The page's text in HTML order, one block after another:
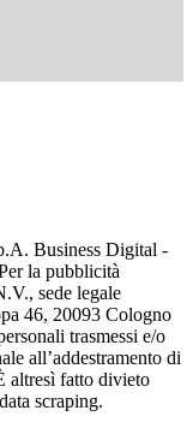
Business Digital -
la pubblicità
sede legale
46, 20093 Cologno
trasmessi e/o
all’addestramento di
altresì fatto divieto
scraping.